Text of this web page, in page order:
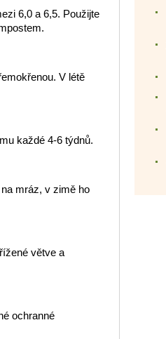
6,0 a 6,5. Použijte
V létě
každé 4-6 týdnů.
mráz, v zimě ho
větve a
ochranné